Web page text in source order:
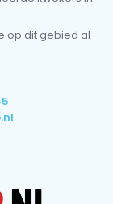
op dit gebied al